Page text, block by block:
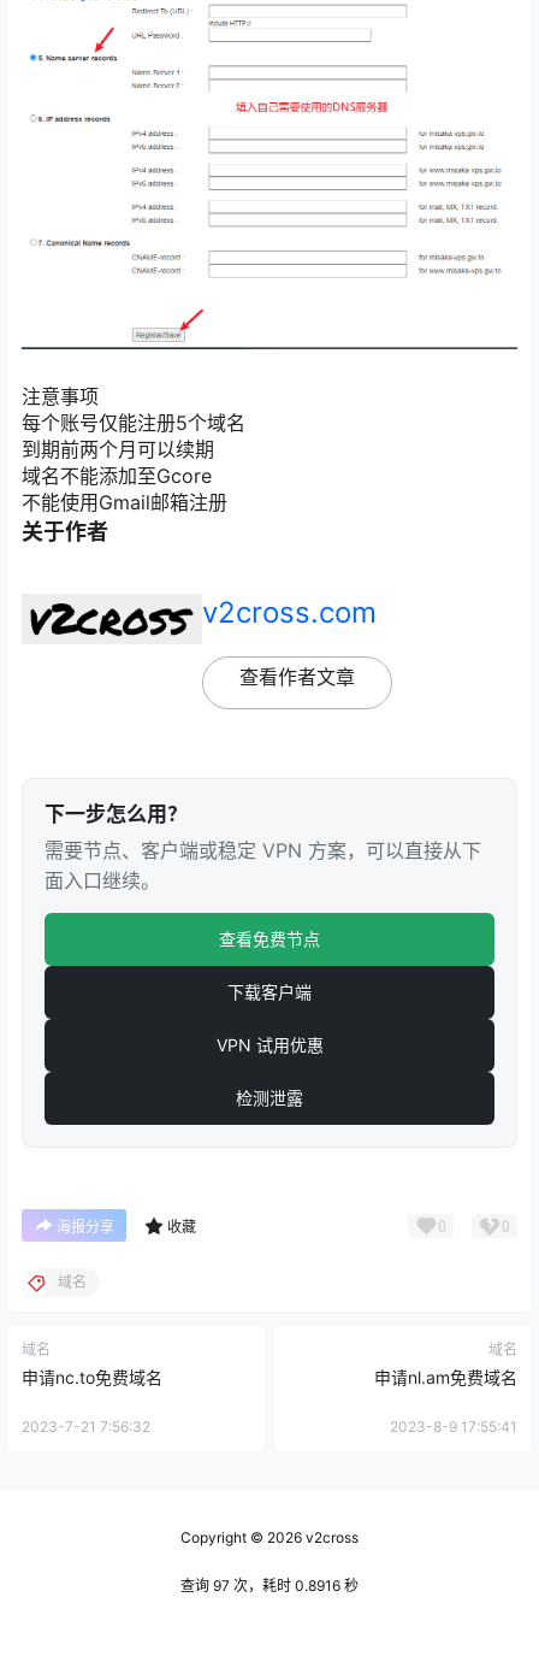
注意事项
每个账号仅能注册5个域名
到期前两个月可以续期
域名不能添加至Gcore
不能使用Gmail邮箱注册
关于作者
v2cross.com
查看作者文章
下一步怎么用？
需要节点、客户端或稳定 VPN 方案，可以直接从下
面入口继续。
查看免费节点
下载客户端
VPN 试用优惠
检测泄露
海报分享 收藏 0 0
域名
域名
申请nc.to免费域名
2023-7-21 7:56:32
域名
申请nl.am免费域名
2023-8-9 17:55:41
Copyright © 2026 v2cross
查询 97 次，耗时 0.8916 秒